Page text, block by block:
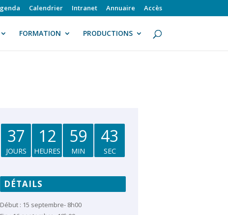
Calendrier Intranet Annuaire Accès
FORMATION PRODUCTIONS
37
JOURS
12
HEURES
59
MIN
42
SEC
DÉTAILS
Début : 15 septembre- 8h00